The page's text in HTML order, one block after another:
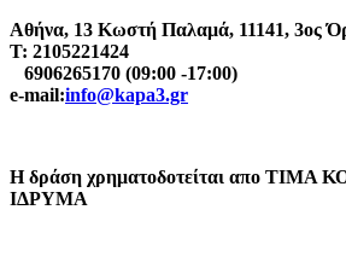
Αθήνα, 13 Κωστή Παλαμά, 11141, 3ος
Τ: 2105221424
6906265170 (09:00 -17:00)
e-mail:info@kapa3.gr
Η δράση χρηματοδοτείται απο ΤΙΜΑ
ΙΔΡΥΜΑ